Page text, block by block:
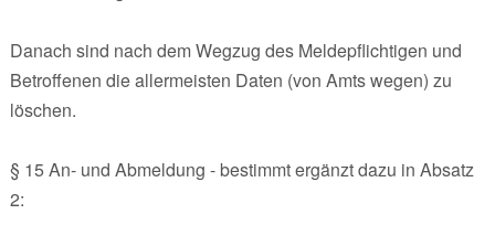
Danach sind nach dem Wegzug des Meldepflichtigen und
Betroffenen die allermeisten Daten (von Amts wegen) zu
löschen.
§ 15 An- und Abmeldung - bestimmt ergänzt dazu in Absatz
2: